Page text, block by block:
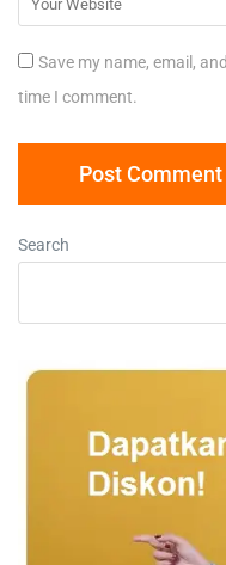
Save my name, email,
time I comment.
Search